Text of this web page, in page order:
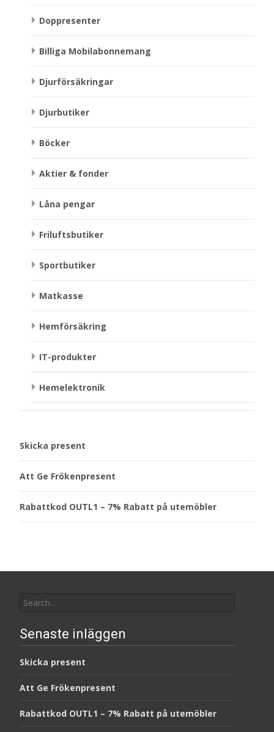
Doppresenter
Billiga Mobilabonnemang
Djurförsäkringar
Djurbutiker
Böcker
Aktier & fonder
Låna pengar
Friluftsbutiker
Sportbutiker
Matkasse
Hemförsäkring
IT-produkter
Hemelektronik
Skicka present
Att Ge Frökenpresent
Rabattkod OUTL1 – 7% Rabatt på utemöbler
for:
Senaste inläggen
Skicka present
Att Ge Frökenpresent
Rabattkod OUTL1 – 7% Rabatt på utemöbler